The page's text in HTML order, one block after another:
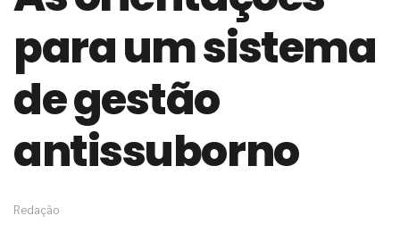
de governança das organizações
O desenho industrial ganha espaço como
estratégia competitiva nas empresas
materiais cimentícios com fibra de vidro
A próxima vantagem competitiva não está no
A IA elevou a régua do comprador B2B e a venda
complexa ficou ainda mais humana
para um sistema
de gestão
antissuborno
Redação